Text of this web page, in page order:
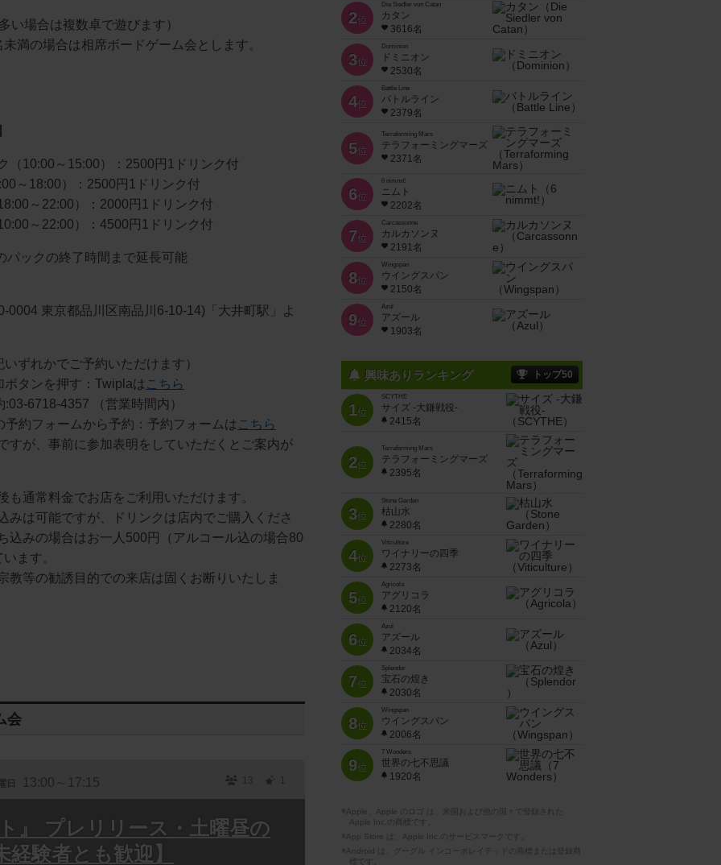
い場合は複数卓で遊びます）
満の場合は相席ボードゲーム会とします。
（10:00～15:00）：2500円1ドリンク付
～18:00）：2500円1ドリンク付
～22:00）：2000円1ドリンク付
～22:00）：4500円1ドリンク付
ックの終了時間まで延長可能
0004 東京都品川区南品川6-10-14)「大井町駅」よ
ずれかでご予約いただけます）
ボタンを押す：Twiplaは こちら
:03-6718-4357 （営業時間内）
予約フォームから予約：予約フォームは こちら
すが、事前に参加表明をしていただくとご案内が
通常料金でお店をご利用いただけます。
みは可能ですが、ドリンクは店内でご購入くださ
込みの場合はお一人500円（アルコール込の場合80
ます。
教等の勧誘目的での来店は固くお断りいたしま
会
日 13:00～17:15 13 1
』 プレリリース・土曜昼の
験者とも歓迎】
2位
Die Siedler von Catan
カタン
3616名
3位
Dominion
ドミニオン
2530名
4位
Battle Line
バトルライン
2379名
5位
Terraforming Mars
テラフォーミングマーズ
2371名
6位
6 nimmt!
ニムト
2202名
7位
Carcassonne
カルカソンヌ
2191名
8位
Wingspan
ウイングスパン
2150名
9位
Azul
アズール
1903名
興味ありランキング トップ50
1位
SCYTHE
サイズ -大鎌戦役-
2415名
2位
Terraforming Mars
テラフォーミングマーズ
2395名
3位
Stone Garden
枯山水
2280名
4位
Viticulture
ワイナリーの四季
2273名
5位
Agricola
アグリコラ
2120名
6位
Azul
アズール
2034名
7位
Splendor
宝石の煌き
2030名
8位
Wingspan
ウイングスパン
2006名
9位
7 Wonders
世界の七不思議
1920名
※Apple、Apple のロゴ は、米国および他の国々で登録された
Apple Inc.の商標です。
※App Store は、Apple Inc.のサービスマークです。
※Android は、グーグル インコーポレイテッドの商標または登録商
標です。